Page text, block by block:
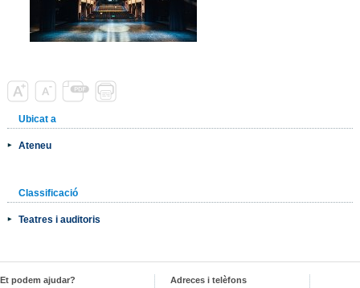
Ubicat a
Ateneu
Classificació
Teatres i auditoris
Et podem ajudar?
Adreces i telèfons